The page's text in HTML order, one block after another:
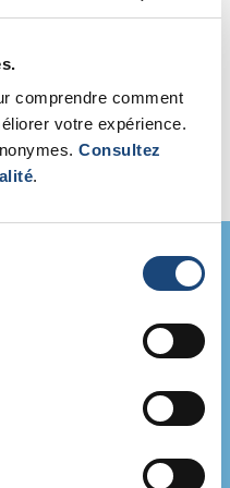
comprendre comment
votre expérience.
Consultez
.
de percée
+
de
avec le
l’entremise
d’interactions